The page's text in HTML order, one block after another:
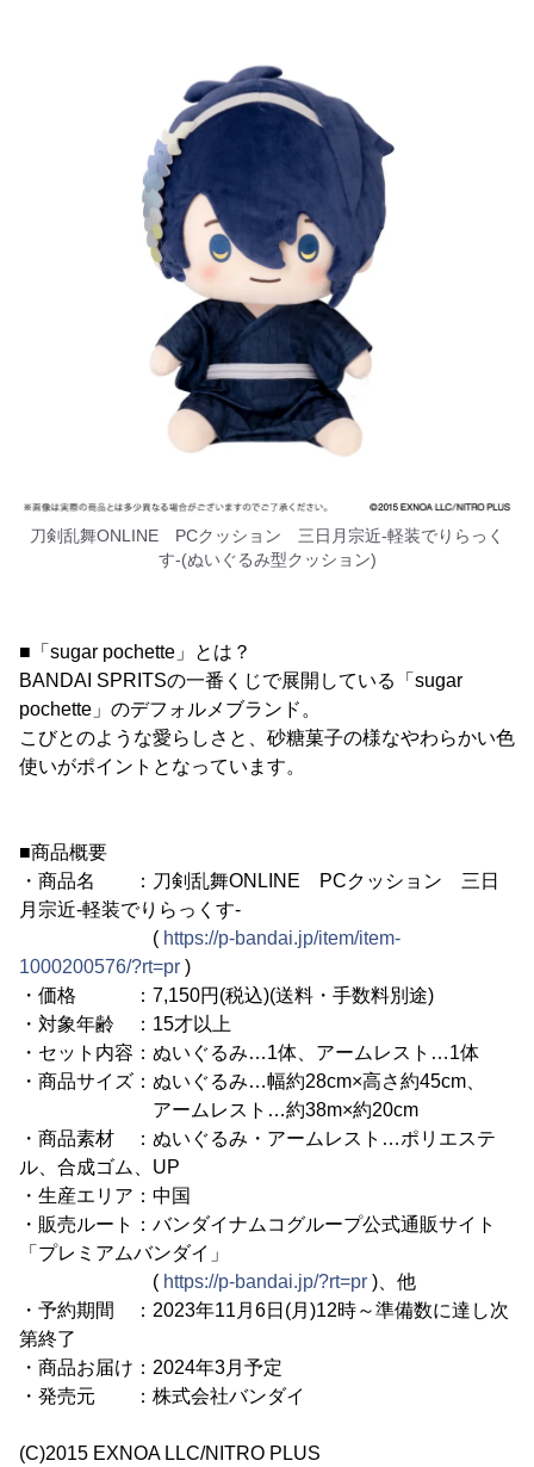
刀剣乱舞ONLINE PCクッション 三日月宗近‐軽装でりらっく
す‐(ぬいぐるみ型クッション)
■「sugar pochette」とは？
BANDAI SPRITSの一番くじで展開している「sugar
pochette」のデフォルメブランド。
こびとのような愛らしさと、砂糖菓子の様なやわらかい色
使いがポイントとなっています。
■商品概要
・商品名 ：刀剣乱舞ONLINE PCクッション 三日
月宗近‐軽装でりらっくす‐
( https://p-bandai.jp/item/item-
1000200576/?rt=pr )
・価格 ：7,150円(税込)(送料・手数料別途)
・対象年齢 ：15才以上
・セット内容：ぬいぐるみ…1体、アームレスト…1体
・商品サイズ：ぬいぐるみ…幅約28cm×高さ約45cm、
アームレスト…約38m×約20cm
・商品素材 ：ぬいぐるみ・アームレスト…ポリエステ
ル、合成ゴム、UP
・生産エリア：中国
・販売ルート：バンダイナムコグループ公式通販サイト
「プレミアムバンダイ」
( https://p-bandai.jp/?rt=pr )、他
・予約期間 ：2023年11月6日(月)12時～準備数に達し次
第終了
・商品お届け：2024年3月予定
・発売元 ：株式会社バンダイ
(C)2015 EXNOA LLC/NITRO PLUS